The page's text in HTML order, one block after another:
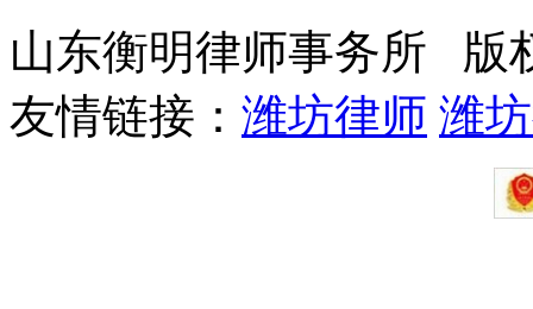
山东衡明律师事务所 版
友情链接： 潍坊律师 潍